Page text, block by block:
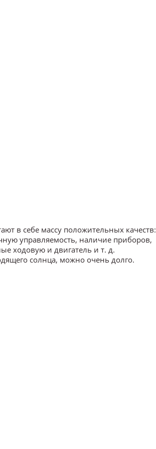
в себе массу положительных качеств:
управляемость, наличие приборов,
ходовую и двигатель и т. д.
солнца, можно очень долго.